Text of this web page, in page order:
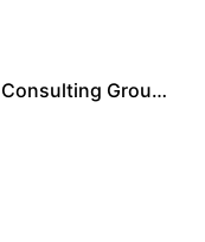
Huron Consulting Group Inc